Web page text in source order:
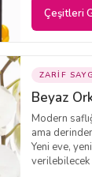
Çeşitleri
ZARİF
Beyaz
Modern
ama
Yeni eve,
verilebilecek